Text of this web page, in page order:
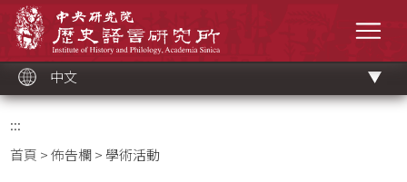
中文
:::
首頁 >佈告欄> 學術活動